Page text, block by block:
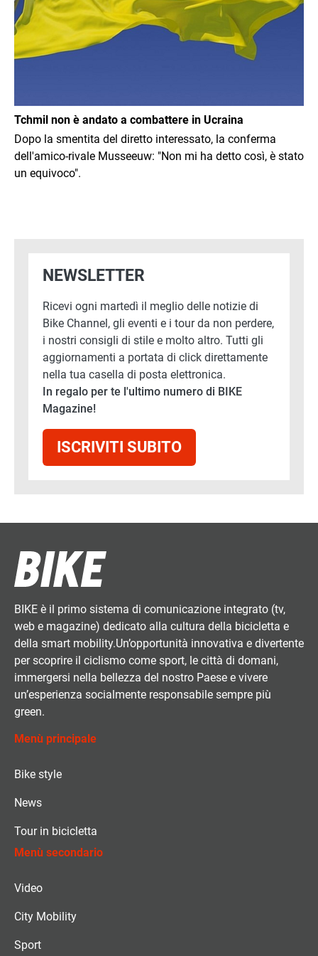
Tchmil non è andato a combattere in Ucraina
Dopo la smentita del diretto interessato, la conferma
dell'amico-rivale Musseeuw: "Non mi ha detto così, è stato
un equivoco".
NEWSLETTER
Ricevi ogni martedì il meglio delle notizie di
Bike Channel, gli eventi e i tour da non perdere,
i nostri consigli di stile e molto altro. Tutti gli
aggiornamenti a portata di click direttamente
nella tua casella di posta elettronica.
In regalo per te l'ultimo numero di BIKE
Magazine!
ISCRIVITI SUBITO
BIKE è il primo sistema di comunicazione integrato (tv,
web e magazine) dedicato alla cultura della bicicletta e
della smart mobility.Un’opportunità innovativa e divertente
per scoprire il ciclismo come sport, le città di domani,
immergersi nella bellezza del nostro Paese e vivere
un’esperienza socialmente responsabile sempre più
green.
Menù principale
Bike style
News
Tour in bicicletta
Menù secondario
Video
City Mobility
Sport